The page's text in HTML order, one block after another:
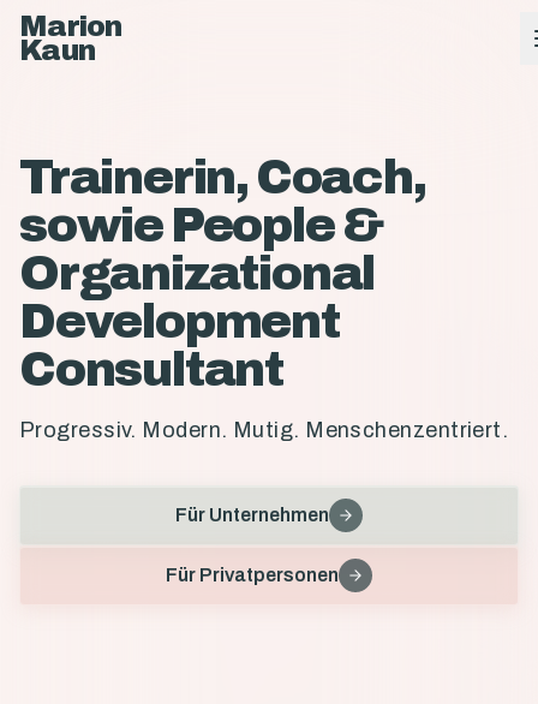
Marion
Kaun
Trainerin, Coach,
sowie People &
Organizational
Development
Consultant
Progressiv. Modern. Mutig. Menschenzentriert.
Für Unternehmen
Für Privatpersonen